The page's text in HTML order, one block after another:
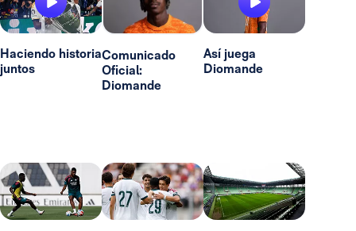
Haciendo historia
juntos
Comunicado
Oficial:
Diomande
Así juega
Diomande